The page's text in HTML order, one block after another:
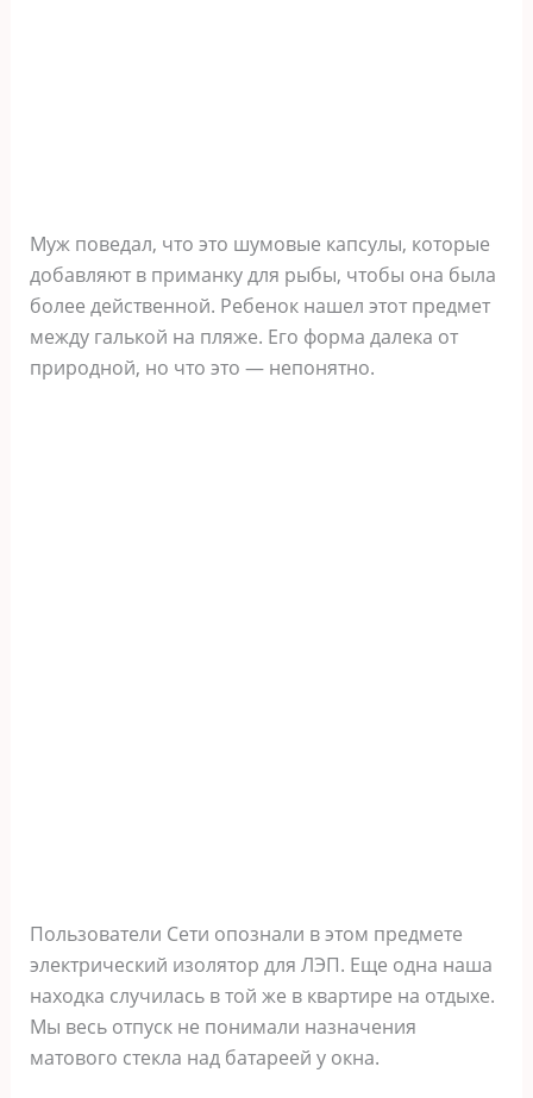
Муж поведал, что это шумовые капсулы, которые
добавляют в приманку для рыбы, чтобы она была
более действенной. Ребенок нашел этот предмет
между галькой на пляже. Его форма далека от
природной, но что это — непонятно.
Пользователи Сети опознали в этом предмете
электрический изолятор для ЛЭП. Еще одна наша
находка случилась в той же в квартире на отдыхе.
Мы весь отпуск не понимали назначения
матового стекла над батареей у окна.